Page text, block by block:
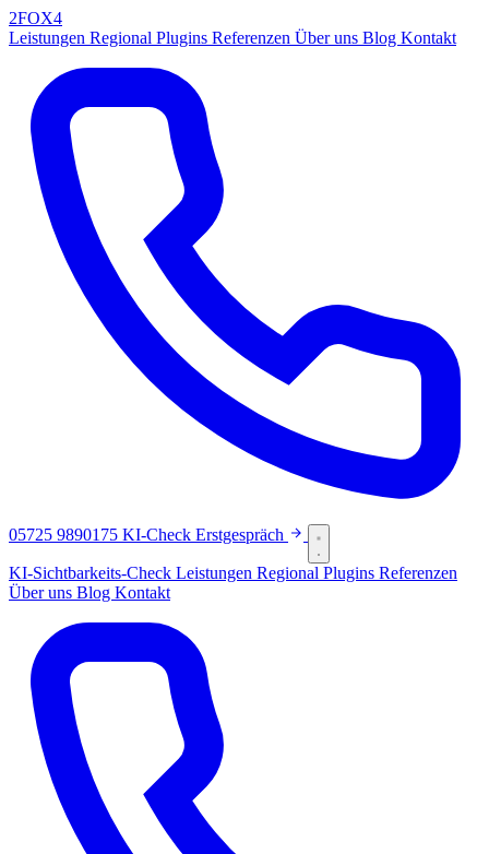
2FOX4
Leistungen Regional Plugins Referenzen Über uns Blog Kontakt
05725 9890175 KI-Check Erstgespräch
KI-Sichtbarkeits-Check Leistungen Regional Plugins Referenzen
Über uns Blog Kontakt